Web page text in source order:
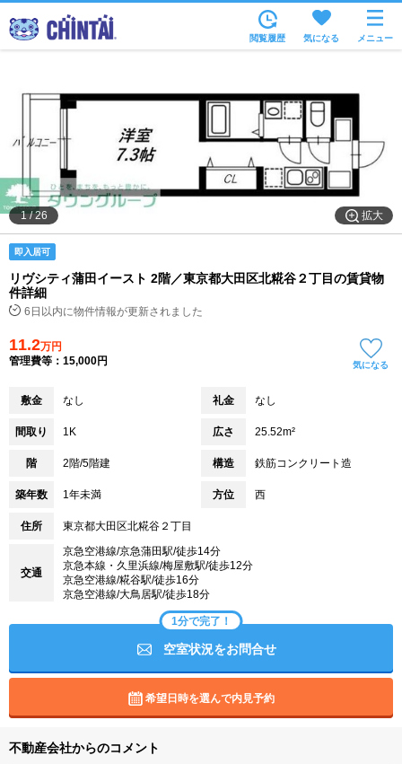
住所から
家賃相場から
通勤通学時間から
物件特集から
閲覧履歴 気になる メニュー
拡大
1/26
即入居可
リヴシティ蒲田イースト 2階／東京都大田区北糀谷２丁目の賃貸物
件詳細
6日以内に物件情報が更新されました
11.2万円
管理費等：15,000円
気になる
敷金 なし 礼金 なし
間取り 1K 広さ 25.52m²
階 2階/5階建 構造 鉄筋コンクリート造
築年数 1年未満 方位 西
住所 東京都大田区北糀谷２丁目
交通
京急空港線/京急蒲田駅/徒歩14分
京急本線・久里浜線/梅屋敷駅/徒歩12分
京急空港線/糀谷駅/徒歩16分
京急空港線/大鳥居駅/徒歩18分
1分で完了！
空室状況をお問合せ
希望日時を選んで内見予約
不動産会社からのコメント